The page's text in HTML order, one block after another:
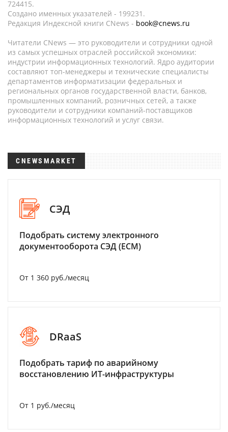
724415.
Создано именных указателей - 199231.
Редакция Индексной книги CNews - book@cnews.ru
Читатели CNews — это руководители и сотрудники одной
из самых успешных отраслей российской экономики:
индустрии информационных технологий. Ядро аудитории
составляют топ-менеджеры и технические специалисты
департаментов информатизации федеральных и
региональных органов государственной власти, банков,
промышленных компаний, розничных сетей, а также
руководители и сотрудники компаний-поставщиков
информационных технологий и услуг связи.
CNEWSMARKET
СЭД
Подобрать систему электронного
документооборота СЭД (ECM)
От 1 360 руб./месяц
DRaaS
Подобрать тариф по аварийному
восстановлению ИТ-инфраструктуры
От 1 руб./месяц